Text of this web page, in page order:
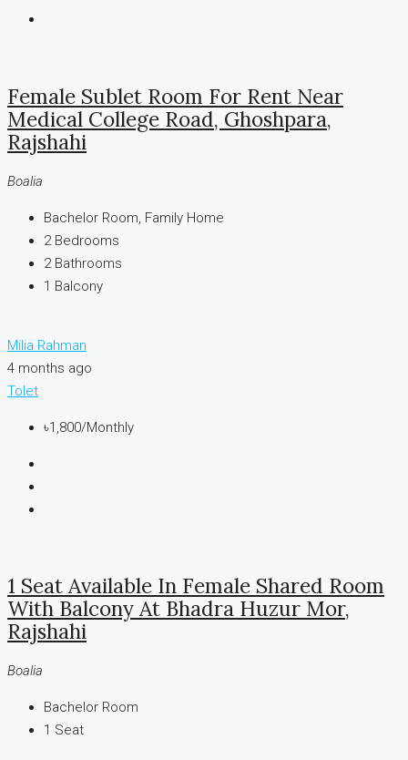
Female Sublet Room For Rent Near
Medical College Road, Ghoshpara,
Rajshahi
Boalia
Bachelor Room, Family Home
2 Bedrooms
2 Bathrooms
1 Balcony
Milia Rahman
4 months ago
Tolet
৳1,800/Monthly
1 Seat Available In Female Shared Room
With Balcony At Bhadra Huzur Mor,
Rajshahi
Boalia
Bachelor Room
1 Seat